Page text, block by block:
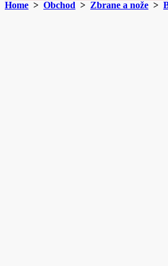
Home > Obchod > Zbrane a nože >